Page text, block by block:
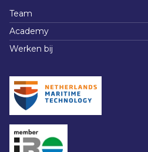
Team
Academy
Werken bij